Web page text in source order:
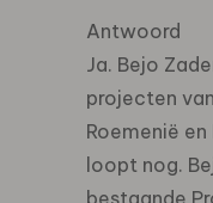
Antwoord
Ja. Bejo
projecten
Roemenië
loopt nog.
bestaande